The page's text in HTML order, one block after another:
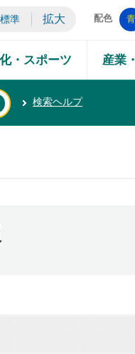
標準 拡大 配色 青
・スポーツ 産業
検索ヘルプ